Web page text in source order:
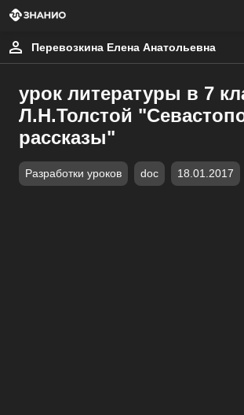
Перевозкина Елена Анатольевна
урок литературы в 7
Л.Н.Толстой
рассказы"
Разработки уроков doc 18.01.2017